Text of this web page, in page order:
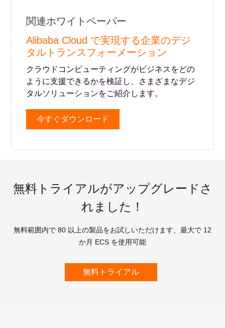
関連ホワイトペーパー
Alibaba Cloud で実現する企業のデジ
タルトランスフォーメーション
クラウドコンピューティングがビジネスをどの
ように支援できるかを検証し、さまざまなデジ
タルソリューションをご紹介します。
今すぐダウンロード
無料トライアルがアップグレードさ
れました！
無料範囲内で 80 以上の製品をお試しいただけます、最大で 12
か月 ECS を使用可能
無料トライアル